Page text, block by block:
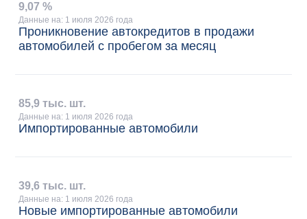
9,07 %
Данные на: 1 июля 2026 года
Проникновение автокредитов в продажи
автомобилей с пробегом за месяц
85,9 тыс. шт.
Данные на: 1 июля 2026 года
Импортированные автомобили
39,6 тыс. шт.
Данные на: 1 июля 2026 года
Новые импортированные автомобили